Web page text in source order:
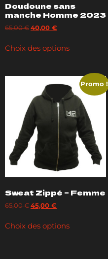
Doudoune sans
manche Homme 2023
65,00€ 40,00 €
Choix des options
Promo !
Sweat Zippé – Femme
65,00€ 45,00 €
Choix des options